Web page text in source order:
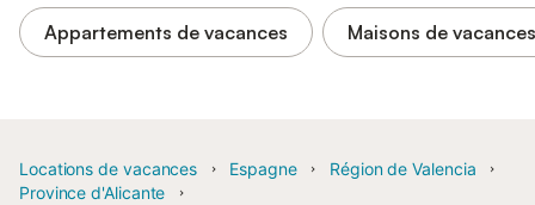
Appartements de vacances Maisons de vacances
Locations de vacances Espagne
Région de Valencia
Province d'Alicante